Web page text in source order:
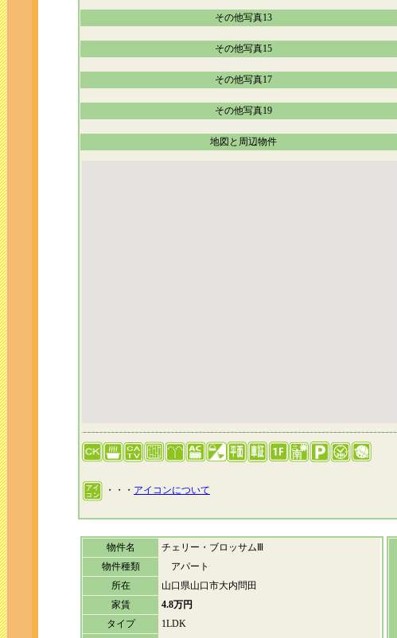
その他写真13
その他写真15
その他写真17
その他写真19
地図と周辺物件
・・・ アイコンについて
物件名
チェリー・ブロッサムⅢ
物件種類
アパート
所在
山口県山口市大内問田
家賃
4.8万円
タイプ
1LDK